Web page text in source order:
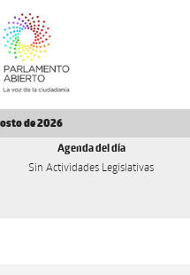
de 2026
Agenda del día
Sin Actividades Legislativas